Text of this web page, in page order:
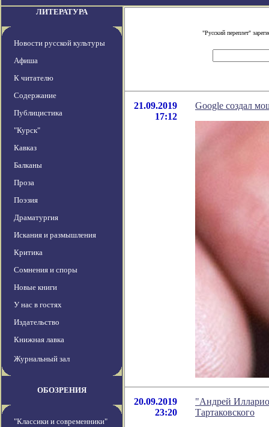
ЛИТЕРАТУРА
Новости русской культуры
Афиша
К читателю
Содержание
Публицистика
"Курск"
Кавказ
Балканы
Проза
Поэзия
Драматургия
Искания и размышления
Критика
Сомнения и споры
Новые книги
У нас в гостях
Издательство
Книжная лавка
Журнальный зал
ОБОЗРЕНИЯ
"Классики и современники"
"Русский переплет"
21.09.2019
17:12
Google создал
20.09.2019
23:20
"Андрей
Тартаковского